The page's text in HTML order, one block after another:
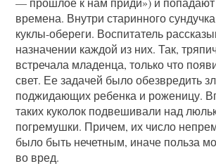
времена. Внутри старинного
куклы-обереги. Воспитатель
назначении каждой из них. Так,
встречала младенца, только что
свет. Ее задачей было обезвредить
поджидающих ребенка и роженицу.
таких куколок подвешивали над
погремушки. Причем, их число
было быть нечетным, иначе польза
во вред.